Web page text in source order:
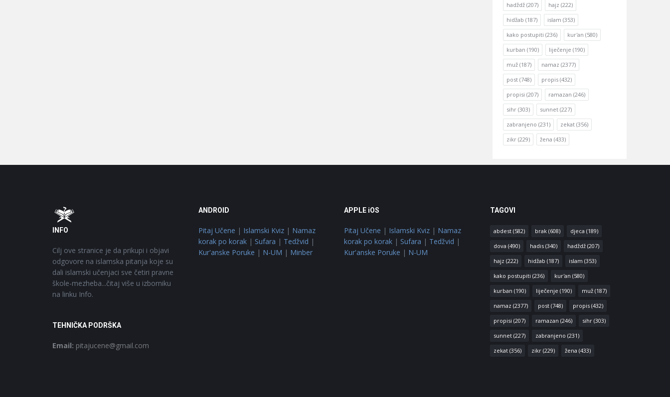
hadždž (207) hajz (222)
hidžab (187) islam (353)
kako postupiti (236) kur'an (580)
kurban (190) liječenje (190)
muž (187) namaz (2377)
post (748) propis (432)
propisi (207) ramazan (246)
sihr (303) sunnet (227)
zabranjeno (231) zekat (356)
zikr (229) žena (433)
Footer
INFO
Cilj ove stranice je da prikupi i objavi
odgovore na islamska pitanja koje su
dali islamski učenjaci sve četiri pravne
škole-mezheba...čitaj više u izborniku
na linku Info.
TEHNIČKA PODRŠKA
Email: pitajucene@gmail.com
ANDROID
Pitaj Učene | Islamski Kviz| Namaz
korak po korak| Sufara | Tedžvid |
Kur'anske Poruke | N-UM | Minber
APPLE iOS
Pitaj Učene | Islamski Kviz | Namaz
korak po korak | Sufara | Tedžvid |
Kur'anske Poruke | N-UM
TAGOVI
abdest(582) brak(608) djeca (189)
dova (490) hadis(340) hadždž(207)
hajz (222) hidžab (187) islam (353)
kako postupiti (236) kur'an (580)
kurban (190) liječenje (190) muž(187)
namaz (2377) post(748) propis(432)
propisi (207) ramazan (246) sihr(303)
sunnet(227) zabranjeno (231)
zekat(356) zikr(229) žena (433)